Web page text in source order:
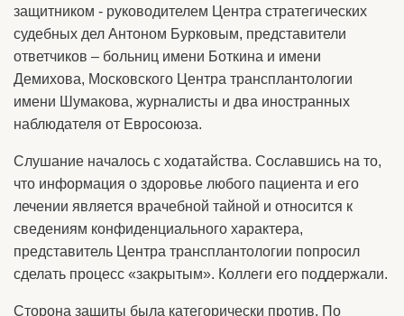
защитником - руководителем Центра стратегических
судебных дел Антоном Бурковым, представители
ответчиков – больниц имени Боткина и имени
Демихова, Московского Центра трансплантологии
имени Шумакова, журналисты и два иностранных
наблюдателя от Евросоюза.
Слушание началось с ходатайства. Сославшись на то,
что информация о здоровье любого пациента и его
лечении является врачебной тайной и относится к
сведениям конфиденциального характера,
представитель Центра трансплантологии попросил
сделать процесс «закрытым». Коллеги его поддержали.
Сторона защиты была категорически против. По